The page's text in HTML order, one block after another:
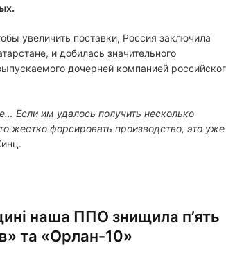
увеличить поставки, Россия заключила
и добилась значительного
дочерней компанией
Если им удалось получить несколько
жестко форсировать производство, это уже
наша ППО знищила п’ять
та «Орлан-10»